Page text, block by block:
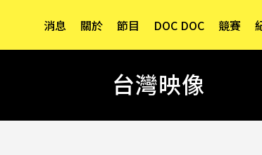
消息 關於 節目 DOC DOC 競賽
台灣映像